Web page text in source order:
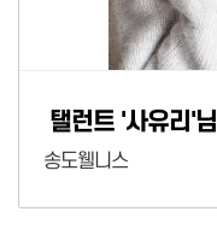
탤런트 '사유리'님
송도웰니스